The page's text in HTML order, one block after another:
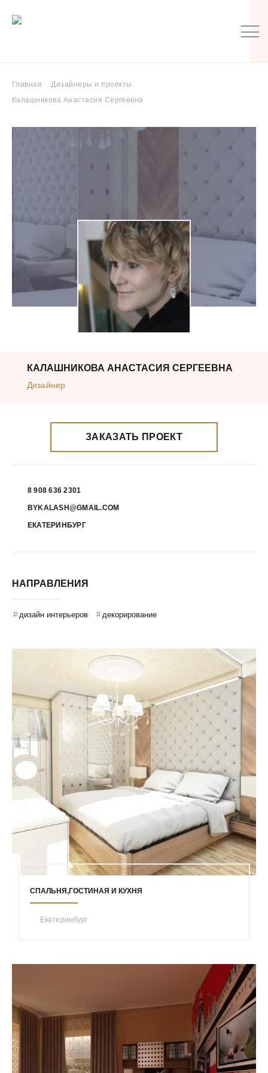
Главная
Дизайнеры и проекты
Калашникова Анастасия Сергеевна
КАЛАШНИКОВА АНАСТАСИЯ СЕРГЕЕВНА
Дизайнер
ЗАКАЗАТЬ ПРОЕКТ
8 908 636 2301
BYKALASH@GMAIL.COM
ЕКАТЕРИНБУРГ
НАПРАВЛЕНИЯ
дизайн интерьеров декорирование
СПАЛЬНЯ,ГОСТИНАЯ И КУХНЯ
Екатеринбург